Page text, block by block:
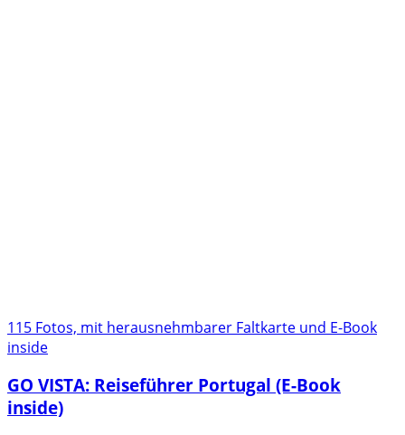
115 Fotos, mit herausnehmbarer Faltkarte und E-Book
inside
GO VISTA: Reiseführer Portugal (E-Book
inside)